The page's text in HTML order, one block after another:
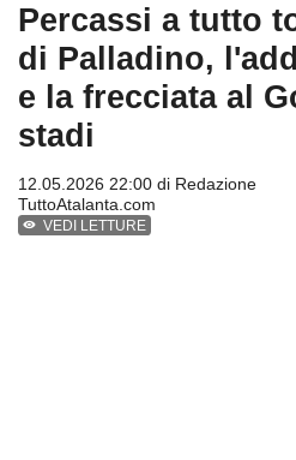
Percassi a tutto
di Palladino,
e la frecciata al
stadi
12.05.2026 22:00 di Redazione
TuttoAtalanta.com
VEDI LETTURE